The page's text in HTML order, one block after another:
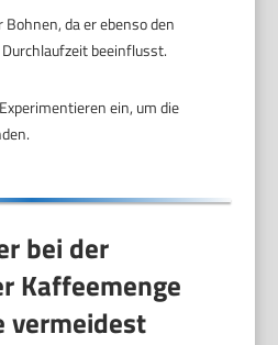
da er ebenso den
beeinflusst.
ein, um die
bei der
Kaffeemenge
vermeidest